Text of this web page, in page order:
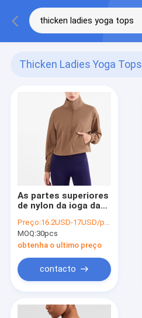
Thicken Ladies Yoga Tops
As partes superiores
de nylon da ioga das
pescoço alto
engrossam semi o
zíper para mulheres
Preço:16.2USD-17USD/pcs
MOQ:30pcs
obtenha o ultimo preço
contacto